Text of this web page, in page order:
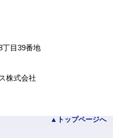
丁目39番地
株式会社
トップページへ